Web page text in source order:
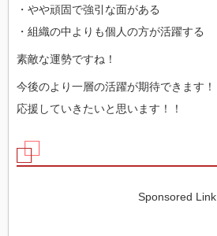
・やや頑固で強引な面がある
・組織の中よりも個人の方が活躍する
素敵な運勢ですね！
今後のより一層の活躍が期待できます！
応援していきたいと思います！！
Sponsored Link